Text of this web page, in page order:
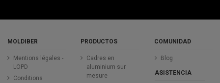
MOLDIBER
Mentions légales -
LOPD
Conditions
PRODUCTOS
Cadres en
aluminium sur
mesure
COMUNIDAD
Blog
ASISTENCIA